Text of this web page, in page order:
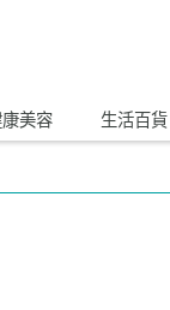
美容 生活百貨